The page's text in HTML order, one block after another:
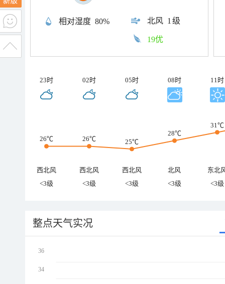
相对湿度 80% 北风 1级
19优
23时 02时 05时 08时 11时
26℃ 26℃ 25℃
28℃
31℃
西北风 西北风 西北风 北风
东北
<3级
<3级 <3级 <3级 <3级
整点天气实况
36
34